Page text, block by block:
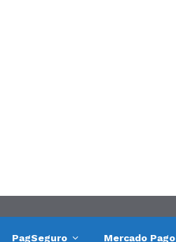
PagSeguro Mercado Pago